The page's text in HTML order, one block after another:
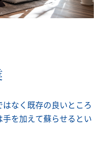
なく既存の良いところ
を加えて蘇らせるとい